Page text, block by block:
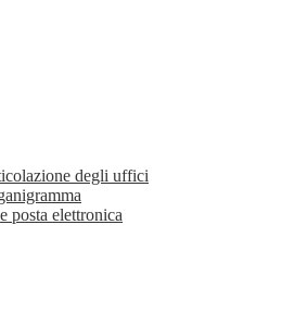
degli uffici
posta elettronica